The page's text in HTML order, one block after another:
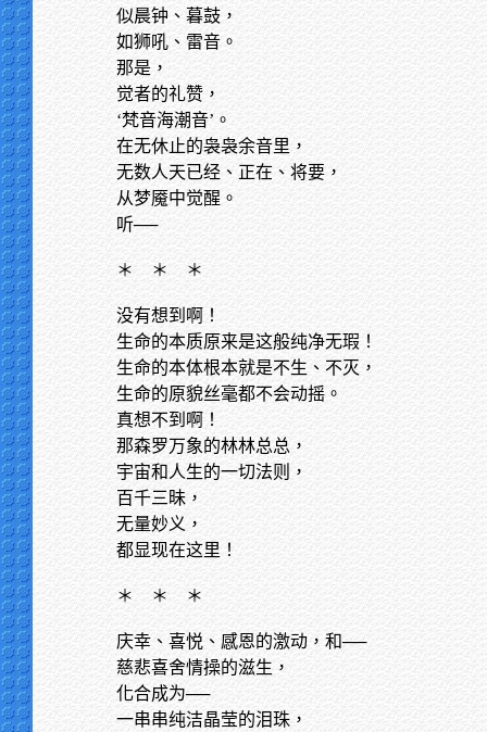
似晨钟、暮鼓，
如狮吼、雷音。
那是，
觉者的礼赞，
‘梵音海潮音’。
在无休止的袅袅余音里，
无数人天已经、正在、将要，
从梦魇中觉醒。
听──
＊ ＊ ＊
没有想到啊！
生命的本质原来是这般纯净无瑕！
生命的本体根本就是不生、不灭，
生命的原貌丝毫都不会动摇。
真想不到啊！
那森罗万象的林林总总，
宇宙和人生的一切法则，
百千三昧，
无量妙义，
都显现在这里！
＊ ＊ ＊
庆幸、喜悦、感恩的激动，和──
慈悲喜舍情操的滋生，
化合成为──
一串串纯洁晶莹的泪珠，